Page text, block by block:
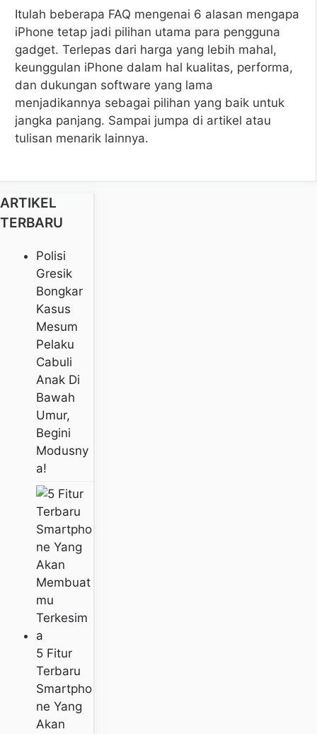
Itulah beberapa FAQ mengenai 6 alasan mengapa
iPhone tetap jadi pilihan utama para pengguna
gadget. Terlepas dari harga yang lebih mahal,
keunggulan iPhone dalam hal kualitas, performa,
dan dukungan software yang lama
menjadikannya sebagai pilihan yang baik untuk
jangka panjang. Sampai jumpa di artikel atau
tulisan menarik lainnya.
ARTIKEL
TERBARU
Polisi
Gresik
Bongkar
Kasus
Mesum
Pelaku
Cabuli
Anak Di
Bawah
Umur,
Begini
Modusny
A!
5 Fitur
Terbaru
Smartpho
Ne Yang
Akan